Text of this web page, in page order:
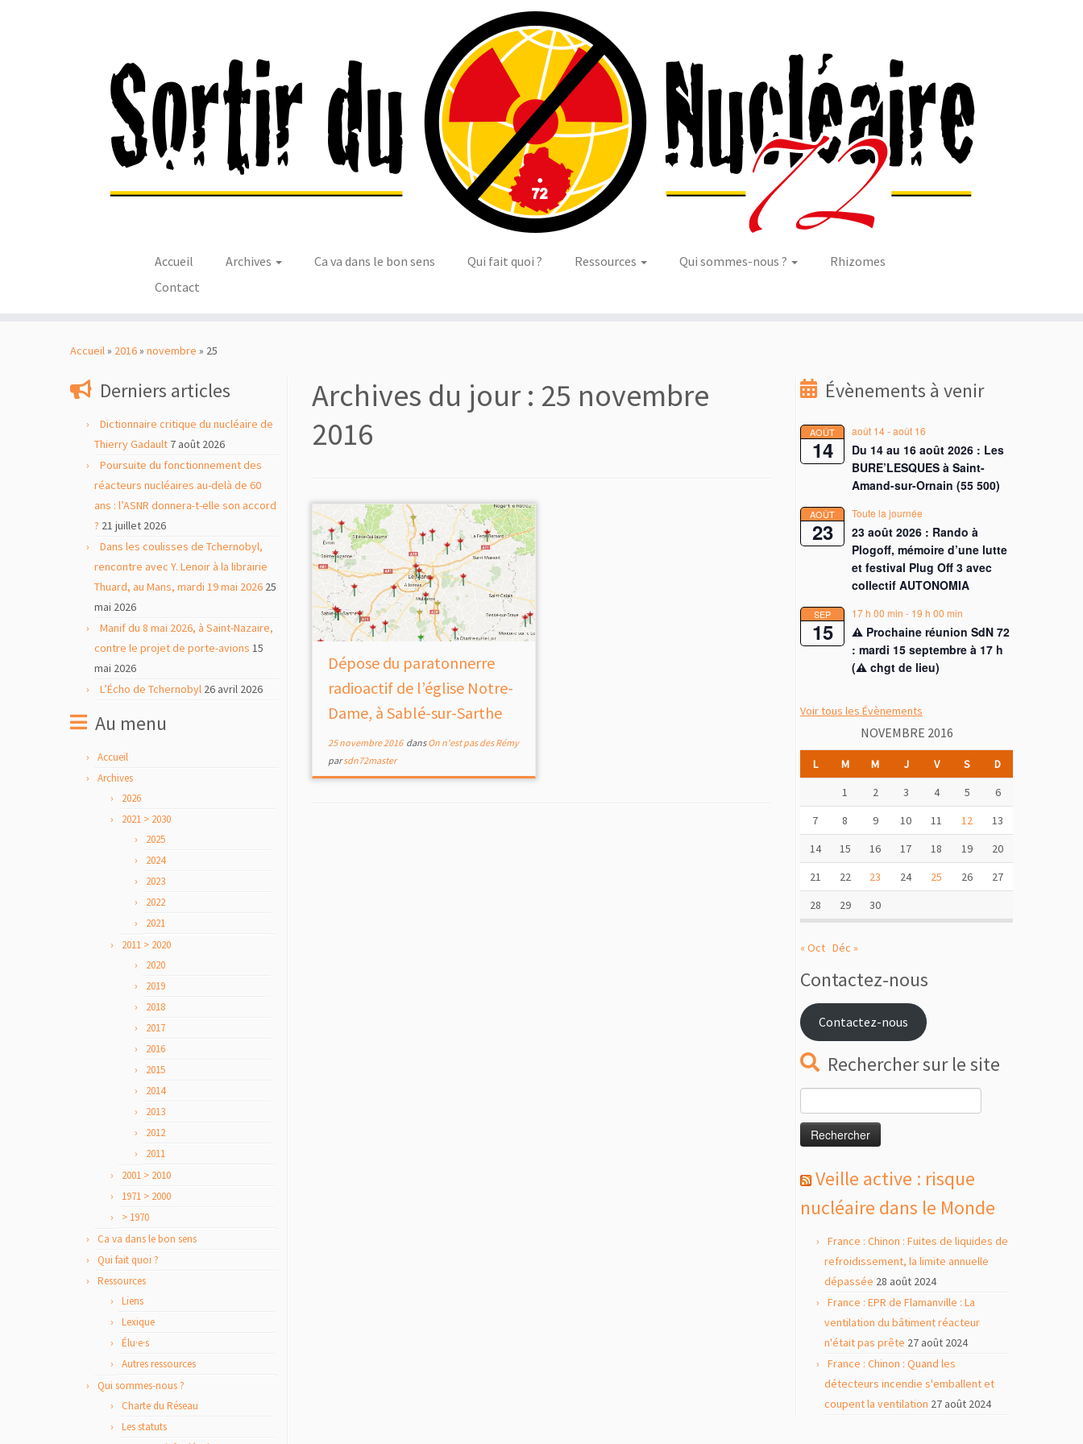
Accueil Archives Ca va dans le bon sens Qui fait quoi ? Ressources Qui sommes-nous ?
Rhizomes
Contact
Accueil» 2016» novembre » 25
Derniers articles
Dictionnaire critique du nucléaire de
Thierry Gadault 7 août 2026
Poursuite du fonctionnement des
réacteurs nucléaires au-delà de 60
ans : l’ASNR donnera-t-elle son accord
? 21 juillet 2026
Dans les coulisses de Tchernobyl,
rencontre avec Y. Lenoir à la librairie
Thuard, au Mans, mardi 19 mai 2026 25
mai 2026
Manif du 8 mai 2026, à Saint-Nazaire,
contre le projet de porte-avions 15
mai 2026
L’Écho de Tchernobyl 26 avril 2026
Au menu
Accueil
Archives
2026
2021 > 2030
2025
2024
2023
2022
2021
2011 > 2020
2020
2019
2018
2017
2016
2015
2014
2013
2012
2011
2001 > 2010
1971 > 2000
> 1970
Ca va dans le bon sens
Qui fait quoi ?
Ressources
Liens
Lexique
Élu·e·s
Autres ressources
Qui sommes-nous ?
Charte du Réseau
Les statuts
Archives du jour : 25 novembre
2016
Dépose du paratonnerre
radioactif de l’église Notre-
Dame, à Sablé-sur-Sarthe
25 novembre 2016dansOn n'est pas des Rémy
parsdn72master
Évènements à venir
AOÛT
14
août 14-août 16
Du 14 au 16 août 2026 : Les
BURE’LESQUES à Saint-
Amand-sur-Ornain (55 500)
AOÛT
23
Toute la journée
23 août 2026 : Rando à
Plogoff, mémoire d’une lutte
et festival Plug Off 3 avec
collectif AUTONOMIA
SEP
15
17 h 00 min - 19 h 00 min
⚠︎ Prochaine réunion SdN 72
: mardi 15 septembre à 17 h
(⚠︎ chgt de lieu)
Voir tous les Évènements
NOVEMBRE 2016
L M M J V S
D
1
2 3 4 5
6
7
8 9 10 11 12
13
14
15 16 17 18 19
20
21
22 23 24 25 26
27
28
29 30
« Oct Déc »
Contactez-nous
Contactez-nous
Rechercher sur le site
Veille active : risque
nucléaire dans le Monde
France : Chinon : Fuites de liquides de
refroidissement, la limite annuelle
dépassée 28 août 2024
France : EPR de Flamanville : La
ventilation du bâtiment réacteur
n'était pas prête 27 août 2024
France : Chinon : Quand les
détecteurs incendie s'emballent et
coupent la ventilation 27 août 2024